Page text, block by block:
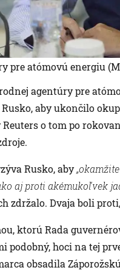
pre atómovú energiu
agentúry pre
aby ukončilo
o tom po
Rusko, aby
aj proti akémukoľvek
zdržalo. Dvaja boli
ktorú Rada
podobný, hoci na tej
obsadila